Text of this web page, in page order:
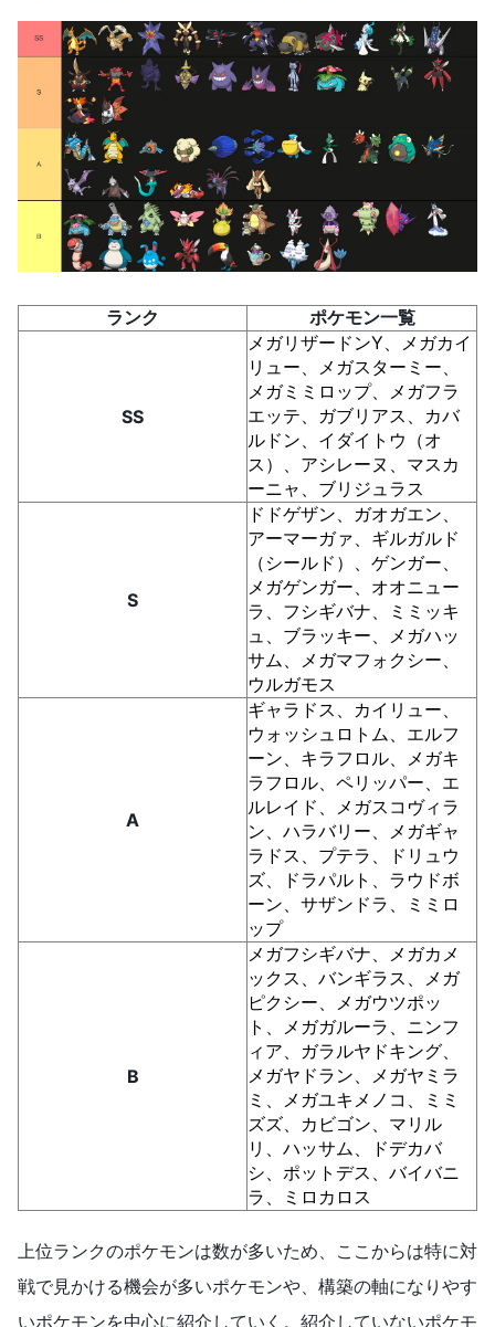
ランク ポケモン一覧
SS
メガリザードンY、メガカイ
リュー、メガスターミー、
メガミミロップ、メガフラ
エッテ、ガブリアス、カバ
ルドン、イダイトウ（オ
ス）、アシレーヌ、マスカ
ーニャ、ブリジュラス
S
ドドゲザン、ガオガエン、
アーマーガァ、ギルガルド
（シールド）、ゲンガー、
メガゲンガー、オオニュー
ラ、フシギバナ、ミミッキ
ュ、ブラッキー、メガハッ
サム、メガマフォクシー、
ウルガモス
A
ギャラドス、カイリュー、
ウォッシュロトム、エルフ
ーン、キラフロル、メガキ
ラフロル、ペリッパー、エ
ルレイド、メガスコヴィラ
ン、ハラバリー、メガギャ
ラドス、プテラ、ドリュウ
ズ、ドラパルト、ラウドボ
ーン、サザンドラ、ミミロ
ップ
B
メガフシギバナ、メガカメ
ックス、バンギラス、メガ
ピクシー、メガウツポッ
ト、メガガルーラ、ニンフ
ィア、ガラルヤドキング、
メガヤドラン、メガヤミラ
ミ、メガユキメノコ、ミミ
ズズ、カビゴン、マリル
リ、ハッサム、ドデカバ
シ、ポットデス、バイバニ
ラ、ミロカロス
上位ランクのポケモンは数が多いため、ここからは特に対
戦で見かける機会が多いポケモンや、構築の軸になりやす
いポケモンを中心に紹介していく。紹介していないポケモ